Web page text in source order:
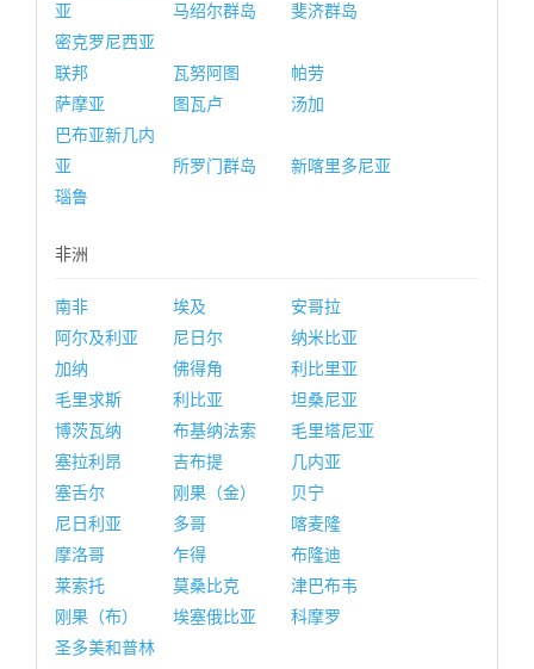
亚
马绍尔群岛
斐济群岛
密克罗尼西亚
联邦
瓦努阿图
帕劳
萨摩亚
图瓦卢
汤加
巴布亚新几内
亚
所罗门群岛
新喀里多尼亚
瑙鲁
非洲
南非 埃及
安哥拉
阿尔及利亚
尼日尔
纳米比亚
加纳
佛得角
利比里亚
毛里求斯
利比亚
坦桑尼亚
博茨瓦纳
布基纳法索
毛里塔尼亚
塞拉利昂
吉布提
几内亚
塞舌尔
刚果（金）
贝宁
尼日利亚
多哥
喀麦隆
摩洛哥
乍得
布隆迪
莱索托
莫桑比克
津巴布韦
刚果（布）
埃塞俄比亚
科摩罗
圣多美和普林